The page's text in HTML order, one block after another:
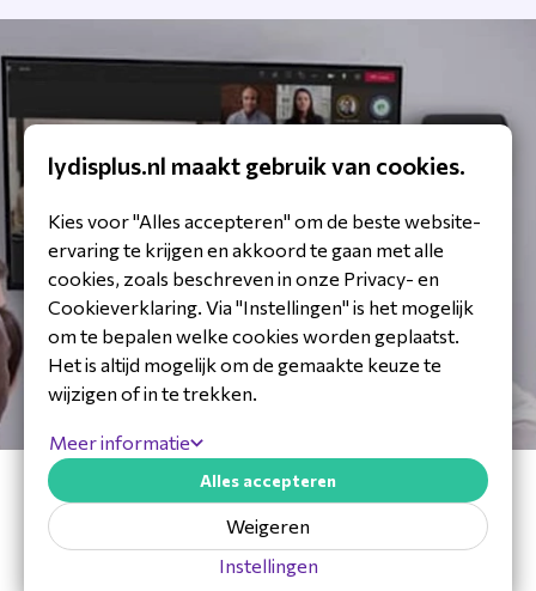
Plan nu een gratis demo met een
lydisplus.nl maakt gebruik van cookies.
Kies voor "Alles accepteren" om de beste website-
ervaring te krijgen en akkoord te gaan met alle
cookies, zoals beschreven in onze Privacy- en
Cookieverklaring. Via "Instellingen" is het mogelijk
om te bepalen welke cookies worden geplaatst.
Het is altijd mogelijk om de gemaakte keuze te
wijzigen of in te trekken.
Meer informatie
Instellingen
Weigeren
Alles accepteren